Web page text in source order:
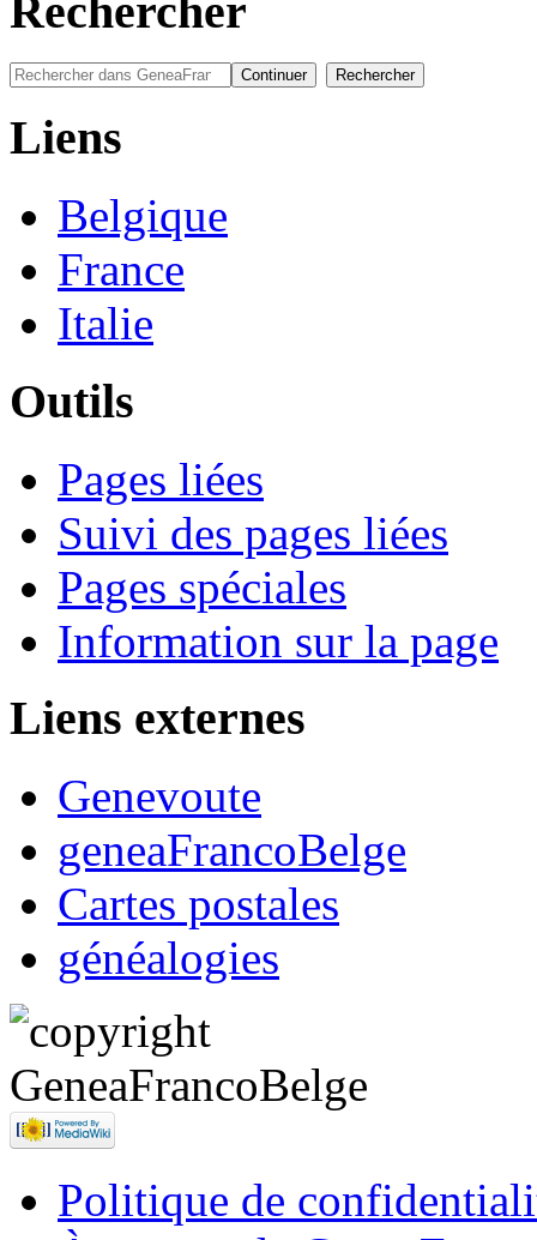
Rechercher
Liens
Belgique
France
Italie
Outils
Pages liées
Suivi des pages liées
Pages spéciales
Information sur la page
Liens externes
Genevoute
geneaFrancoBelge
Cartes postales
généalogies
Politique de